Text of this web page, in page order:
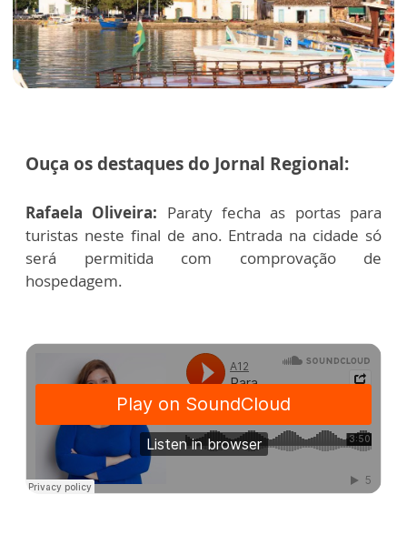
Ouça os destaques do Jornal Regional:
Rafaela Oliveira: Paraty fecha as portas para
turistas neste final de ano. Entrada na cidade só
será permitida com comprovação de
hospedagem.